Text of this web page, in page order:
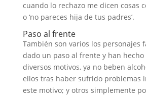
cuando lo rechazo me dicen cosas
o ‘no pareces hija de tus padres’.
Paso al frente
También son varios los personajes
dado un paso al frente y han
diversos motivos, ya no beben
ellos tras haber sufrido problemas
este motivo; y otros simplemente